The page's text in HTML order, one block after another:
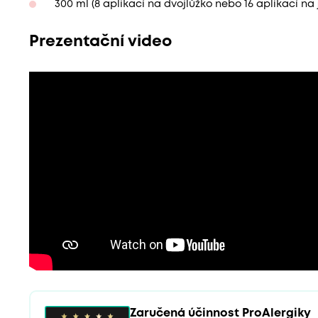
300 ml (8 aplikací na dvojlůžko nebo 16 aplikací na
Prezentační video
Zaručená účinnost ProAlergiky